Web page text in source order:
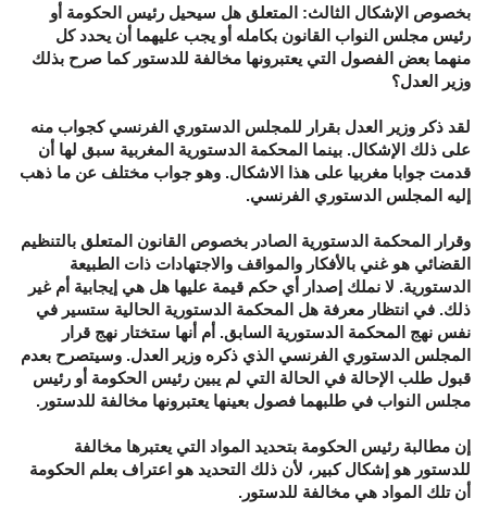
بخصوص الإشكال الثالث: المتعلق هل سيحيل رئيس الحكومة أو
رئيس مجلس النواب القانون بكامله أو يجب عليهما أن يحدد كل
منهما بعض الفصول التي يعتبرونها مخالفة للدستور كما صرح بذلك
وزير العدل؟
لقد ذكر وزير العدل بقرار للمجلس الدستوري الفرنسي كجواب منه
على ذلك الإشكال. بينما المحكمة الدستورية المغربية سبق لها أن
قدمت جوابا مغربيا على هذا الاشكال. وهو جواب مختلف عن ما ذهب
إليه المجلس الدستوري الفرنسي.
وقرار المحكمة الدستورية الصادر بخصوص القانون المتعلق بالتنظيم
القضائي هو غني بالأفكار والمواقف والاجتهادات ذات الطبيعة
الدستورية. لا نملك إصدار أي حكم قيمة عليها هل هي إيجابية أم غير
ذلك. في انتظار معرفة هل المحكمة الدستورية الحالية ستسير في
نفس نهج المحكمة الدستورية السابق. أم أنها ستختار نهج قرار
المجلس الدستوري الفرنسي الذي ذكره وزير العدل. وسيتصرح بعدم
قبول طلب الإحالة في الحالة التي لم يبين رئيس الحكومة أو رئيس
مجلس النواب في طلبهما فصول بعينها يعتبرونها مخالفة للدستور.
إن مطالبة رئيس الحكومة بتحديد المواد التي يعتبرها مخالفة
للدستور هو إشكال كبير، لأن ذلك التحديد هو اعتراف بعلم الحكومة
أن تلك المواد هي مخالفة للدستور.